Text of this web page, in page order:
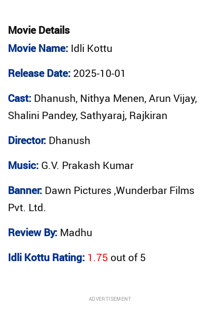
Movie Details
Movie Name: Idli Kottu
Release Date: 2025-10-01
Cast: Dhanush, Nithya Menen, Arun Vijay,
Shalini Pandey, Sathyaraj, Rajkiran
Director: Dhanush
Music: G.V. Prakash Kumar
Banner: Dawn Pictures ,Wunderbar Films
Pvt. Ltd.
Review By: Madhu
Idli Kottu Rating: 1.75 out of5
ADVERTISEMENT